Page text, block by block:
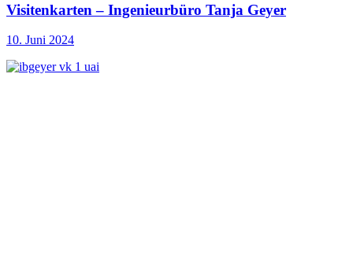
Visitenkarten – Ingenieurbüro Tanja Geyer
10. Juni 2024